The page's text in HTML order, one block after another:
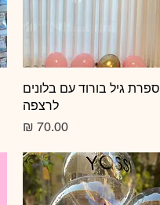
תצוגה מהירה
ספרת גיל בורוד עם בלונים
לרצפה
מחיר‏70.00 ‏₪